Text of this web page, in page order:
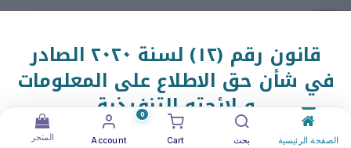
الصفحة الرئيسية بحث
0
Cart
Account المتجر
قانون رقم (١٢ ) لسنة ٢٠٢٠ الصادر
في شأن حق الاطلاع على المعلومات
و لائحته التنفيذية